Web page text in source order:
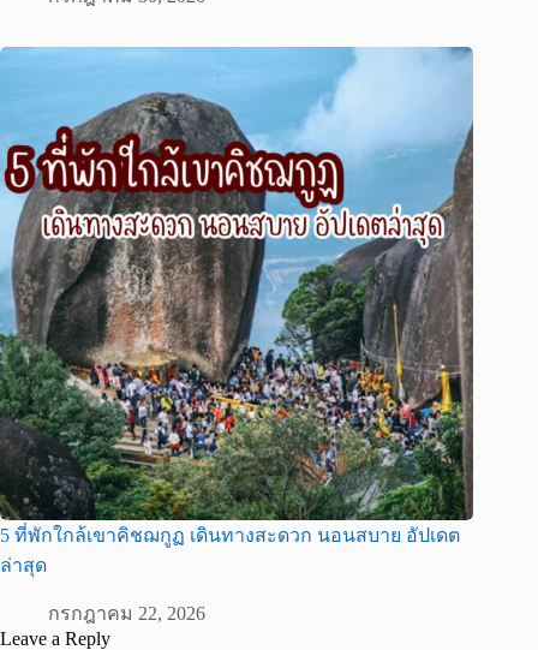
5 ที่พักใกล้เขาคิชฌกูฏ เดินทางสะดวก นอนสบาย อัปเดต
ล่าสุด
กรกฎาคม 22, 2026
Leave a Reply